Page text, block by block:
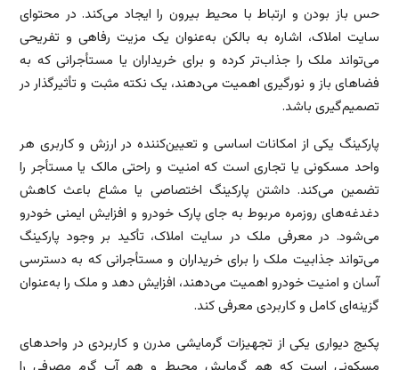
حس باز بودن و ارتباط با محیط بیرون را ایجاد می‌کند. در محتوای
سایت املاک، اشاره به بالکن به‌عنوان یک مزیت رفاهی و تفریحی
می‌تواند ملک را جذاب‌تر کرده و برای خریداران یا مستأجرانی که به
فضاهای باز و نورگیری اهمیت می‌دهند، یک نکته مثبت و تأثیرگذار در
تصمیم‌گیری باشد.
پارکینگ یکی از امکانات اساسی و تعیین‌کننده در ارزش و کاربری هر
واحد مسکونی یا تجاری است که امنیت و راحتی مالک یا مستأجر را
تضمین می‌کند. داشتن پارکینگ اختصاصی یا مشاع باعث کاهش
دغدغه‌های روزمره مربوط به جای پارک خودرو و افزایش ایمنی خودرو
می‌شود. در معرفی ملک در سایت املاک، تأکید بر وجود پارکینگ
می‌تواند جذابیت ملک را برای خریداران و مستأجرانی که به دسترسی
آسان و امنیت خودرو اهمیت می‌دهند، افزایش دهد و ملک را به‌عنوان
گزینه‌ای کامل و کاربردی معرفی کند.
پکیج دیواری یکی از تجهیزات گرمایشی مدرن و کاربردی در واحدهای